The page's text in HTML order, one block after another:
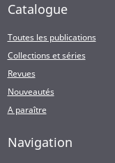
Catalogue
Toutes les publications
Collections et séries
Revues
Nouveautés
A paraître
Navigation